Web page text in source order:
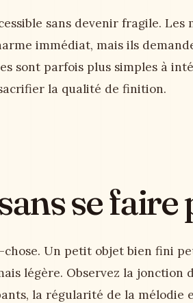
sans devenir fragile. Les
immédiat, mais ils
sont parfois plus simples à
la qualité de finition.
se faire
Un petit objet bien fini
légère. Observez la jonction
la régularité de la